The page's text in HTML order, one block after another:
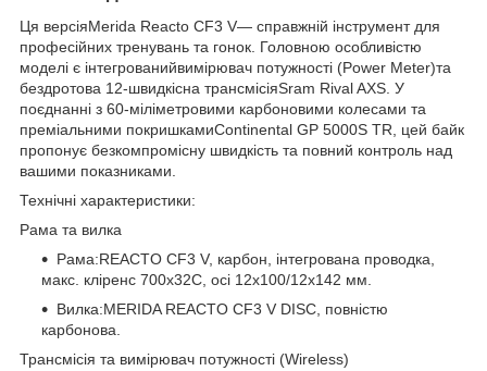
Ця версіяMerida Reacto CF3 V— справжній інструмент для
професійних тренувань та гонок. Головною особливістю
моделі є інтегрованийвимірювач потужності (Power Meter)та
бездротова 12-швидкісна трансмісіяSram Rival AXS. У
поєднанні з 60-міліметровими карбоновими колесами та
преміальними покришкамиContinental GP 5000S TR, цей байк
пропонує безкомпромісну швидкість та повний контроль над
вашими показниками.
Технічні характеристики:
Рама та вилка
Рама:REACTO CF3 V, карбон, інтегрована проводка,
макс. кліренс 700x32C, осі 12x100/12x142 мм.
Вилка:MERIDA REACTO CF3 V DISC, повністю
карбонова.
Трансмісія та вимірювач потужності (Wireless)